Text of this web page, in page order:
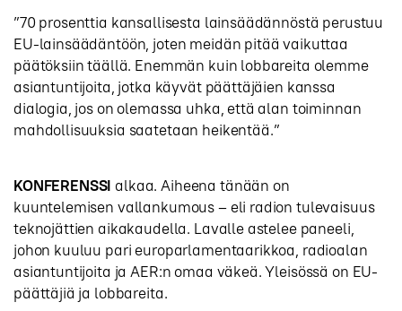
”70 prosenttia kansallisesta lainsäädännöstä perustuu
EU-lainsäädäntöön, joten meidän pitää vaikuttaa
päätöksiin täällä. Enemmän kuin lobbareita olemme
asiantuntijoita, jotka käyvät päättäjäien kanssa
dialogia, jos on olemassa uhka, että alan toiminnan
mahdollisuuksia saatetaan heikentää.”
KONFERENSSI alkaa. Aiheena tänään on
kuuntelemisen vallankumous – eli radion tulevaisuus
teknojättien aikakaudella. Lavalle astelee paneeli,
johon kuuluu pari europarlamentaarikkoa, radioalan
asiantuntijoita ja AER:n omaa väkeä. Yleisössä on EU-
päättäjiä ja lobbareita.